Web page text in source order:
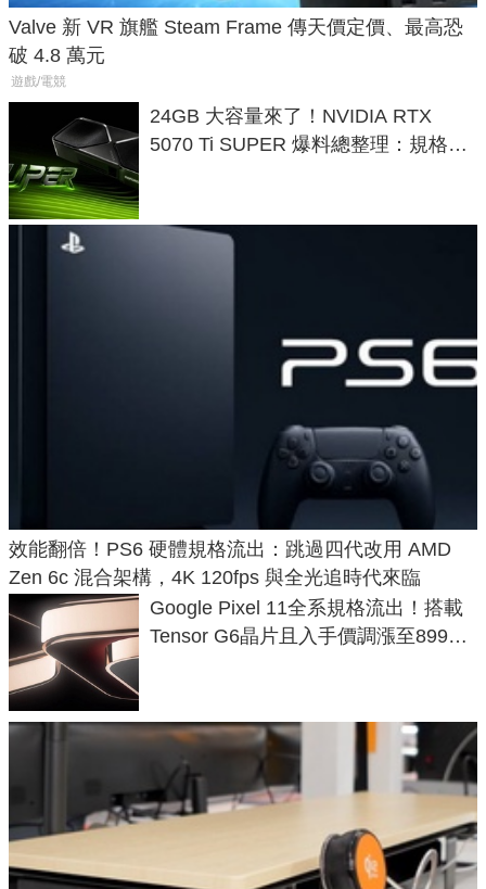
Valve 新 VR 旗艦 Steam Frame 傳天價定價、最高恐
破 4.8 萬元
遊戲/電競
24GB 大容量來了！NVIDIA RTX
5070 Ti SUPER 爆料總整理：規格、
效能翻倍！PS6 硬體規格流出：跳過四代改用 AMD
Zen 6c 混合架構，4K 120fps 與全光追時代來臨
Google Pixel 11全系規格流出！搭載
Tensor G6晶片且入手價調漲至899美